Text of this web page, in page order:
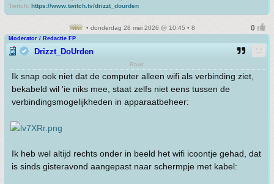
Twitch: https://www.twitch.tv/drizzt_dourden
• donderdag 28 mei 2026 @ 10:45 • 8
Moderator / Redactie FP
Drizzt_DoUrden
Rawr
Ik snap ook niet dat de computer alleen wifi als verbinding ziet,
bekabeld wil 'ie niks mee, staat zelfs niet eens tussen de
verbindingsmogelijkheden in apparaatbeheer:
Ik heb wel altijd rechts onder in beeld het wifi icoontje gehad, dat
is sinds gisteravond aangepast naar schermpje met kabel: